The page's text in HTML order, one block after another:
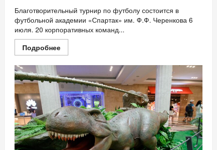
Благотворительный турнир по футболу состоится в
футбольной академии «Спартак» им. Ф.Ф. Черенкова 6
июля. 20 корпоративных команд...
ПодробнееПрочитать
больше
Все
на
футбол!